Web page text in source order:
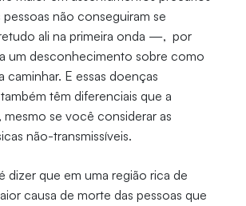
pessoas não conseguiram se
ali na primeira onda —, por
um desconhecimento sobre como
caminhar. E essas doenças
têm diferenciais que a
se você considerar as
não-transmissíveis.
dizer que em uma região rica de
causa de morte das pessoas que